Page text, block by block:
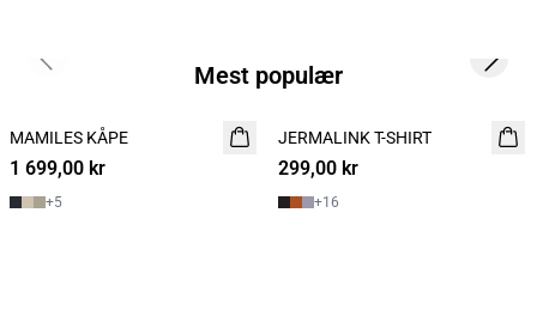
Mest populær
NYHET
MAMILES KÅPE
1 699,00 kr
+5
NYHET
2 for 500
JERMALINK T-SHIRT
299,00 kr
+16
Previous slide Next